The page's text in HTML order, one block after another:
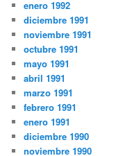
enero 1992
diciembre 1991
noviembre 1991
octubre 1991
mayo 1991
abril 1991
marzo 1991
febrero 1991
enero 1991
diciembre 1990
noviembre 1990